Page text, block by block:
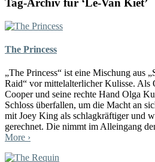
Tag-Archiv für ‘Le-Van Kiet’
The Princess
„The Princess“ ist eine Mischung aus
Raid“ vor mittelalterlicher Kulisse. Als
Cooper und seine rechte Hand Olga
Schloss überfallen, um die Macht an
mit Joey King als schlagkräftiger und
gerechnet. Die nimmt im Alleingang
More ›